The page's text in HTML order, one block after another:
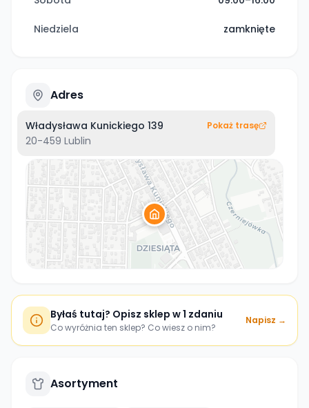
Niedziela zamknięte
Adres
Władysława Kunickiego 139
20-459 Lublin
Pokaż trasę
Byłaś tutaj? Opisz sklep w 1 zdaniu
Co wyróżnia ten sklep? Co wiesz o nim?
Napisz →
Asortyment